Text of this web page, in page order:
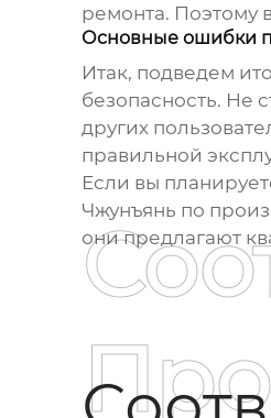
ремонта. Поэтому
Основные ошибки
Итак, подведем
безопасность. Не
других
правильной
Если вы
Чжунъянь по
они предлагают